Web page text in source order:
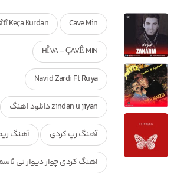
Cave Min
Keça Kurdan
HÎVA - ÇAVÊ MIN
Navid Zardi Ft Ruya
zindan u jiyan دانلود اهنگ
آهنگ رپ کردی آهنگ
اهنگ کردی چوار دیوار نی